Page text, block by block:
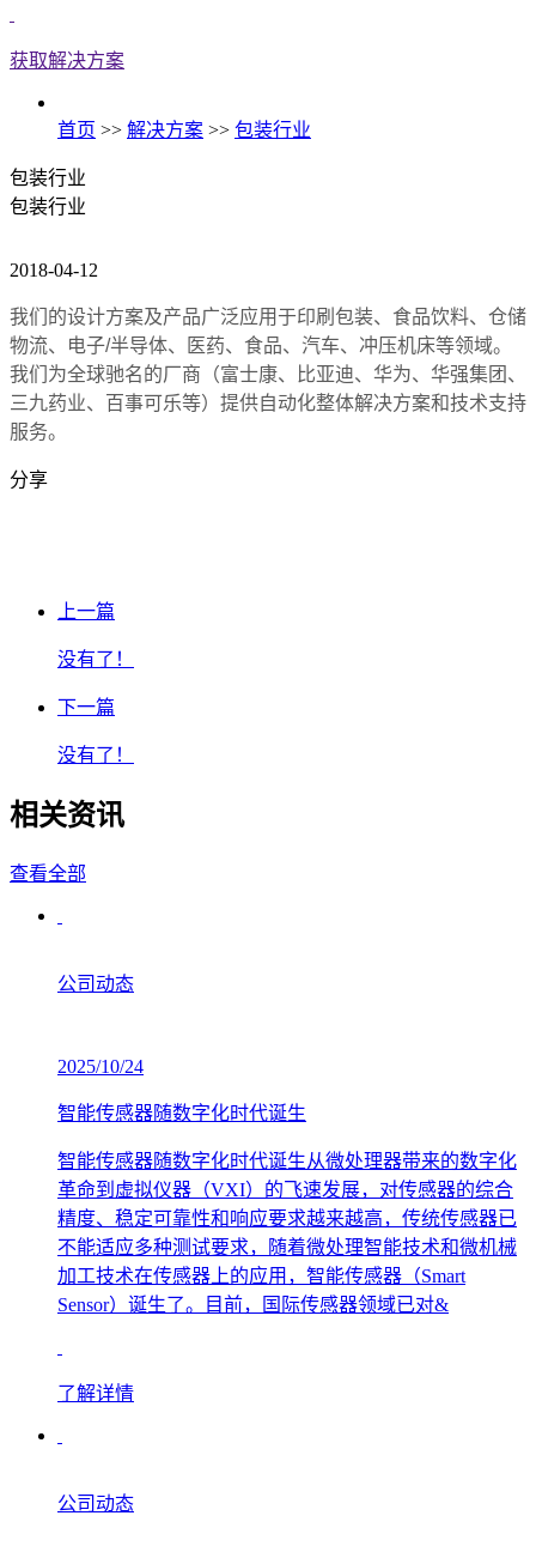
获取解决方案
首页 >> 解决方案 >> 包装行业
包装行业
包装行业
2018-04-12
我们的设计方案及产品广泛应用于印刷包装、食品饮料、仓储
物流、电子/半导体、医药、食品、汽车、冲压机床等领域。
我们为全球驰名的厂商（富士康、比亚迪、华为、华强集团、
三九药业、百事可乐等）提供自动化整体解决方案和技术支持
服务。
分享
上一篇
没有了！
下一篇
没有了！
相关资讯
查看全部
公司动态
2025/10/24
智能传感器随数字化时代诞生
智能传感器随数字化时代诞生从微处理器带来的数字化
革命到虚拟仪器（VXI）的飞速发展，对传感器的综合
精度、稳定可靠性和响应要求越来越高，传统传感器已
不能适应多种测试要求，随着微处理智能技术和微机械
加工技术在传感器上的应用，智能传感器（Smart
Sensor）诞生了。目前，国际传感器领域已对&
了解详情
公司动态